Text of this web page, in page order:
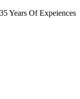
Years Of Expeiences